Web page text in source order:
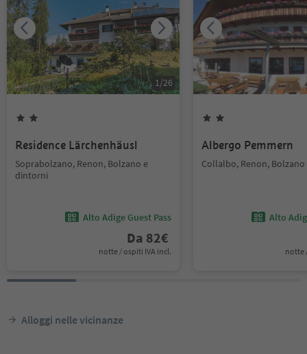
1/26
Residence Lärchenhäusl
Soprabolzano, Renon, Bolzano e
dintorni
Alto Adige Guest Pass
Da 82€
notte / ospiti IVA incl.
Albergo Pemmern
Collalbo, Renon,
Alto
notte
Alloggi nelle vicinanze